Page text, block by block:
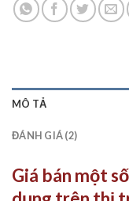
MÔ TẢ
ĐÁNH GIÁ (2)
Giá bán một